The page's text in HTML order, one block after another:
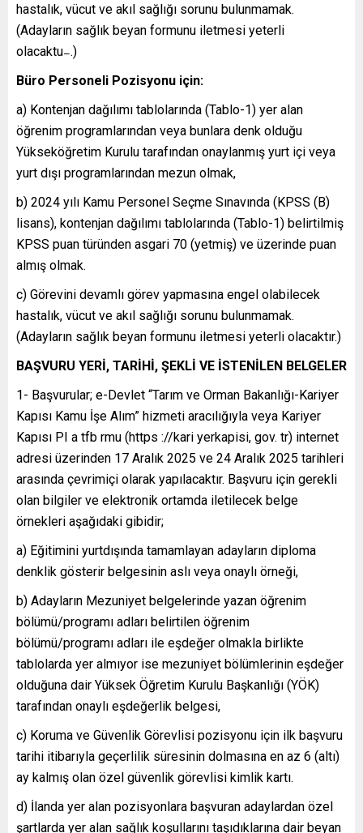
hastalık, vücut ve akıl sağlığı sorunu bulunmamak.
(Adayların sağlık beyan formunu iletmesi yeterli
olacaktu–.)
Büro Personeli Pozisyonu için:
a) Kontenjan dağılımı tablolarında (Tablo-1) yer alan
öğrenim programlarından veya bunlara denk olduğu
Yükseköğretim Kurulu tarafından onaylanmış yurt içi veya
yurt dışı programlarından mezun olmak,
b) 2024 yılı Kamu Personel Seçme Sınavında (KPSS (B)
lisans), kontenjan dağılımı tablolarında (Tablo-1) belirtilmiş
KPSS puan türünden asgari 70 (yetmiş) ve üzerinde puan
almış olmak.
c) Görevini devamlı görev yapmasına engel olabilecek
hastalık, vücut ve akıl sağlığı sorunu bulunmamak.
(Adayların sağlık beyan formunu iletmesi yeterli olacaktır.)
BAŞVURU YERİ, TARİHİ, ŞEKLİ VE İSTENİLEN BELGELER
1- Başvurular; e-Devlet “Tarım ve Orman Bakanlığı-Kariyer
Kapısı Kamu İşe Alım” hizmeti aracılığıyla veya Kariyer
Kapısı PI a tfb rmu (https ://kari yerkapisi, gov. tr) internet
adresi üzerinden 17 Aralık 2025 ve 24 Aralık 2025 tarihleri
arasında çevrimiçi olarak yapılacaktır. Başvuru için gerekli
olan bilgiler ve elektronik ortamda iletilecek belge
örnekleri aşağıdaki gibidir;
a) Eğitimini yurtdışında tamamlayan adayların diploma
denklik gösterir belgesinin aslı veya onaylı örneği,
b) Adayların Mezuniyet belgelerinde yazan öğrenim
bölümü/programı adları belirtilen öğrenim
bölümü/programı adları ile eşdeğer olmakla birlikte
tablolarda yer almıyor ise mezuniyet bölümlerinin eşdeğer
olduğuna dair Yüksek Öğretim Kurulu Başkanlığı (YÖK)
tarafından onaylı eşdeğerlik belgesi,
c) Koruma ve Güvenlik Görevlisi pozisyonu için ilk başvuru
tarihi itibarıyla geçerlilik süresinin dolmasına en az 6 (altı)
ay kalmış olan özel güvenlik görevlisi kimlik kartı.
d) İlanda yer alan pozisyonlara başvuran adaylardan özel
şartlarda yer alan sağlık koşullarını taşıdıklarına dair beyan